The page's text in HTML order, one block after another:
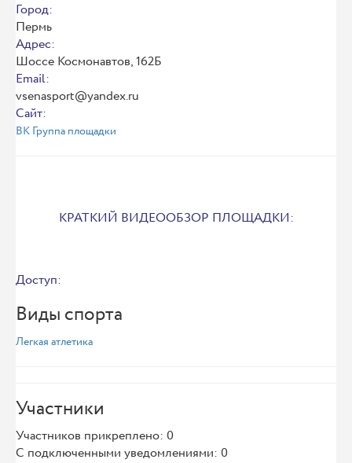
Город:
Пермь
Адрес:
Шоссе Космонавтов, 162Б
Email:
vsenasport@yandex.ru
Сайт:
ВК Группа площадки
КРАТКИЙ ВИДЕООБЗОР ПЛОЩАДКИ:
Доступ:
Виды спорта
Легкая атлетика
Участники
Участников прикреплено: 0
С подключенными уведомлениями: 0